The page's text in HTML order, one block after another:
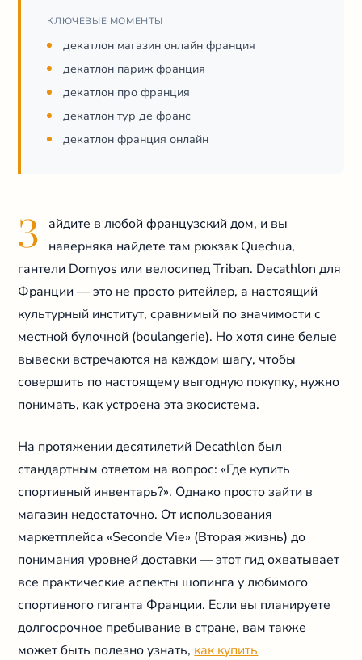
КЛЮЧЕВЫЕ МОМЕНТЫ
декатлон магазин онлайн франция
декатлон париж франция
декатлон про франция
декатлон тур де франс
декатлон франция онлайн
З
айдите в любой французский дом, и вы
наверняка найдете там рюкзак Quechua,
гантели Domyos или велосипед Triban. Decathlon для
Франции — это не просто ритейлер, а настоящий
культурный институт, сравнимый по значимости с
местной булочной (boulangerie). Но хотя сине белые
вывески встречаются на каждом шагу, чтобы
совершить по настоящему выгодную покупку, нужно
понимать, как устроена эта экосистема.
На протяжении десятилетий Decathlon был
стандартным ответом на вопрос: «Где купить
спортивный инвентарь?». Однако просто зайти в
магазин недостаточно. От использования
маркетплейса «Seconde Vie» (Вторая жизнь) до
понимания уровней доставки — этот гид охватывает
все практические аспекты шопинга у любимого
спортивного гиганта Франции. Если вы планируете
долгосрочное пребывание в стране, вам также
может быть полезно узнать, как купить